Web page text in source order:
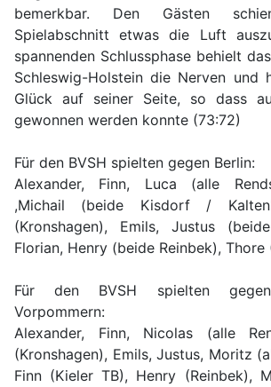
bemerkbar. Den Gästen
Spielabschnitt etwas die Luft
spannenden Schlussphase behielt
Schleswig-Holstein die Nerven und
Glück auf seiner Seite, so dass
gewonnen werden konnte (73:72)
Für den BVSH spielten gegen Berlin:
Alexander, Finn, Luca (alle
,Michail (beide Kisdorf /
(Kronshagen), Emils, Justus
Florian, Henry (beide Reinbek), Thore
Für den BVSH spielten gegen
Vorpommern:
Alexander, Finn, Nicolas (alle
(Kronshagen), Emils, Justus, Moritz
Finn (Kieler TB), Henry (Reinbek),